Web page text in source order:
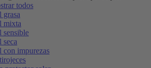
todos
grasa
mixta
sensible
seca
con impurezas